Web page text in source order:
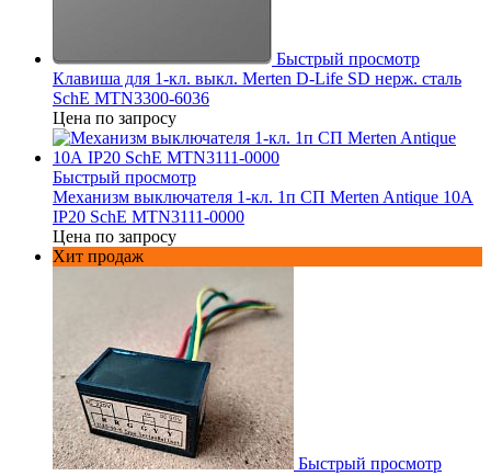
Быстрый просмотр
Клавиша для 1-кл. выкл. Merten D-Life SD нерж. сталь
SchE MTN3300-6036
Цена по запросу
Быстрый просмотр
Механизм выключателя 1-кл. 1п СП Merten Antique 10А
IP20 SchE MTN3111-0000
Цена по запросу
Хит продаж
Быстрый просмотр